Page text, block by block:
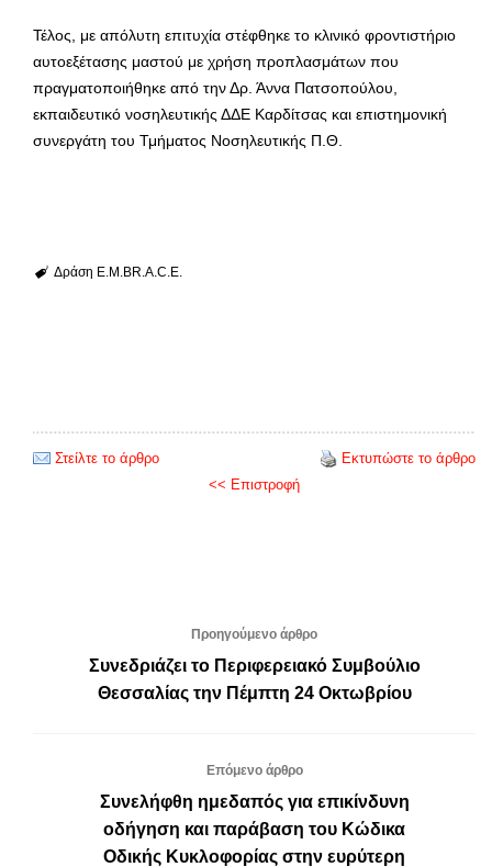
Τέλος, με απόλυτη επιτυχία στέφθηκε το κλινικό φροντιστήριο
αυτοεξέτασης μαστού με χρήση προπλασμάτων που
πραγματοποιήθηκε από την Δρ. Άννα Πατσοπούλου,
εκπαιδευτικό νοσηλευτικής ΔΔΕ Καρδίτσας και επιστημονική
συνεργάτη του Τμήματος Νοσηλευτικής Π.Θ.
Δράση E.M.BR.A.C.E.
Στείλτε το άρθρο
Εκτυπώστε το άρθρο
<< Επιστροφή
Προηγούμενο άρθρο
Συνεδριάζει το Περιφερειακό Συμβούλιο
Θεσσαλίας την Πέμπτη 24 Οκτωβρίου
Επόμενο άρθρο
Συνελήφθη ημεδαπός για επικίνδυνη
οδήγηση και παράβαση του Κώδικα
Οδικής Κυκλοφορίας στην ευρύτερη